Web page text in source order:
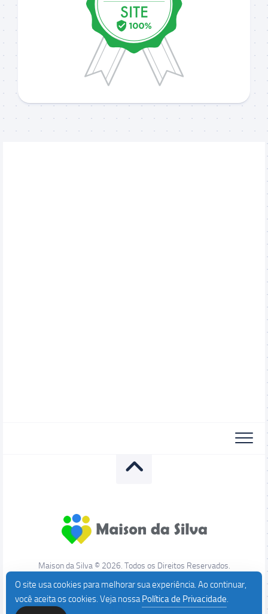
Maison da Silva © 2026. Todos os Direitos Reservados.
O site usa cookies para melhorar sua experiência. Ao continuar,
você aceita os cookies. Veja nossaPolítica de Privacidade.